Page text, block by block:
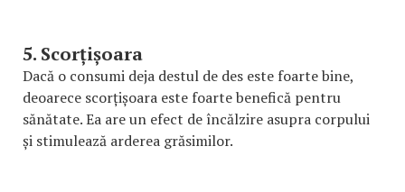
5. Scorțișoara
Dacă o consumi deja destul de des este foarte bine,
deoarece scorțișoara este foarte benefică pentru
sănătate. Ea are un efect de încălzire asupra corpului
și stimulează arderea grăsimilor.